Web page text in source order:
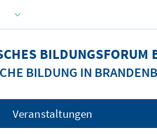
BILDUNGSFORUM
BILDUNG IN
Veranstaltungen